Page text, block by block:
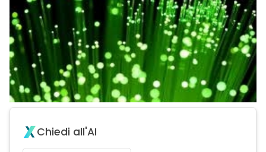
Chiedi all'AI